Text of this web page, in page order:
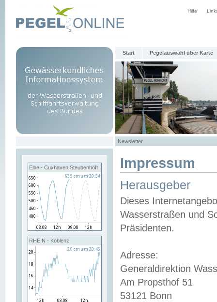
Hilfe
Start Pegelauswahl über Karte
Newsletter
Elbe - Cuxhaven Steubenhöft
RHEIN - Koblenz
Impressum
Herausgeber
Dieses
Wasserstraßen und
Präsidenten.
Adresse:
Generaldirektion
Am Propsthof 51
53121 Bonn